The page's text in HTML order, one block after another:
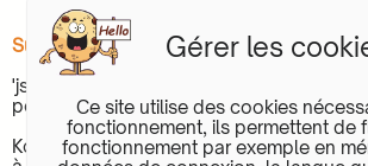
Sur le site
- Bonus -> Plugins :
'jscalendar' d'Athanasios
pour Deltacms. Il est installable semi-
- Bonus -> Plugins :un export pdf
Koopmans a été adapté pour Deltacms.
Gérer les
Ce site utilise des cookies
fonctionnement, ils permettent de
fonctionnement par exemple en